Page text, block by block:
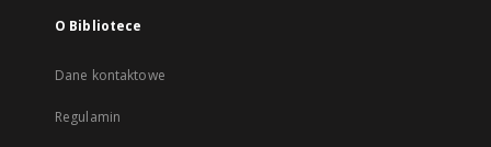
O Bibliotece
Dane kontaktowe
Regulamin